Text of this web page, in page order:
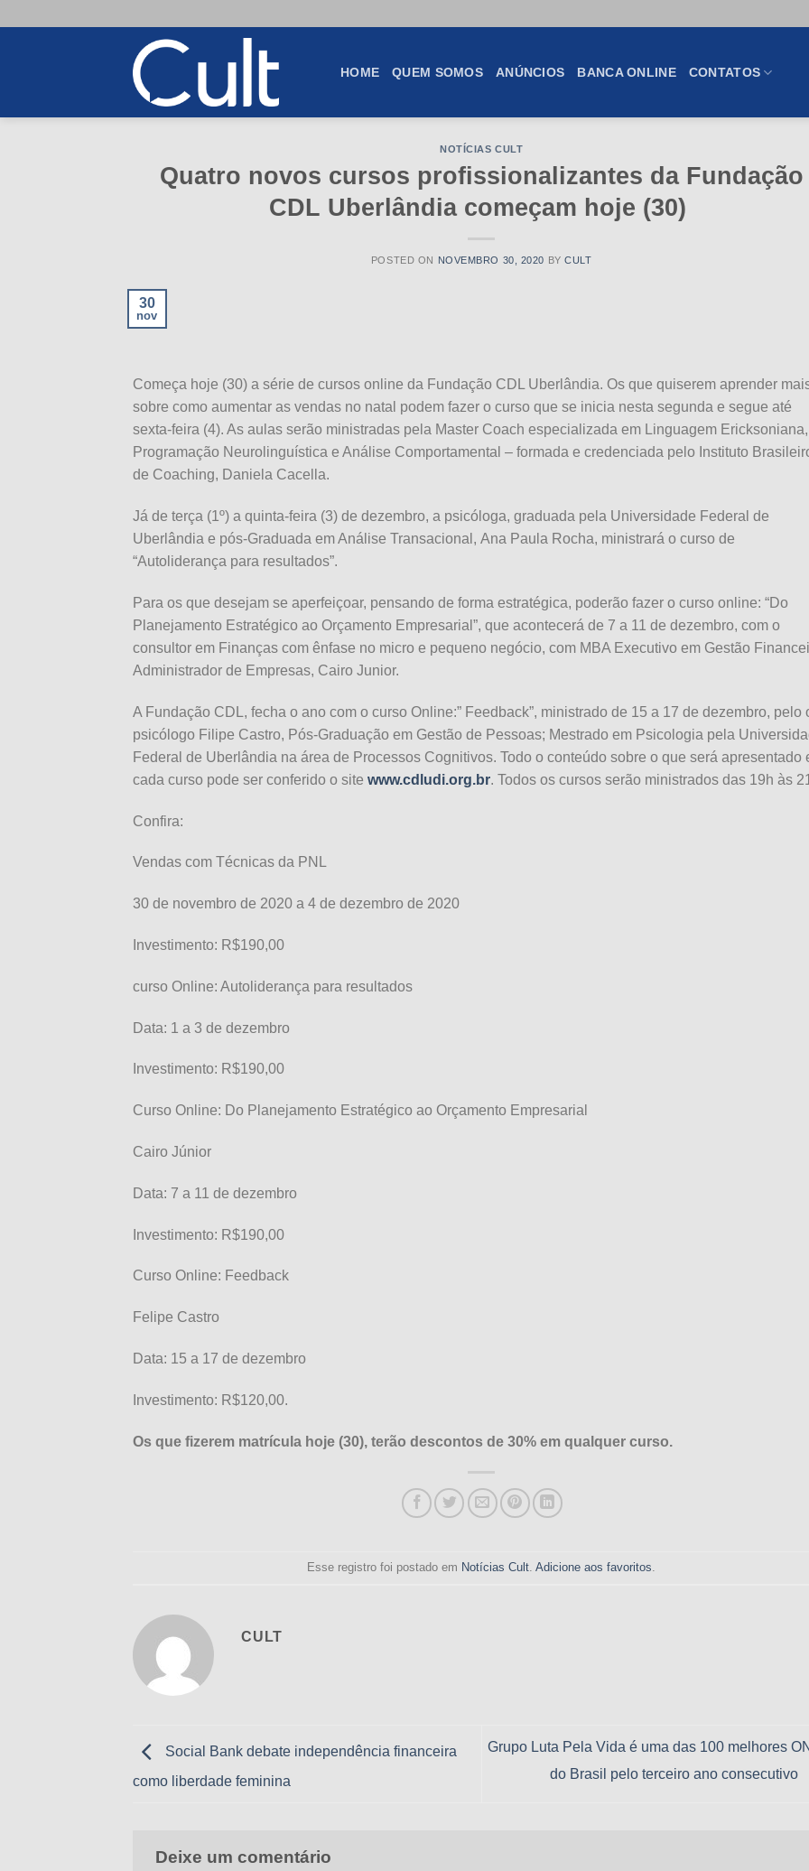
HOME QUEM SOMOS ANÚNCIOS BANCA ONLINE CONTATOS
NOTÍCIAS CULT
Quatro novos cursos profissionalizantes da Fundação
CDL Uberlândia começam hoje (30)
POSTED ON NOVEMBRO 30, 2020 BYCULT
30
nov
Começa hoje (30) a série de cursos online da Fundação CDL Uberlândia. Os que quiserem aprender
sobre como aumentar as vendas no natal podem fazer o curso que se inicia nesta segunda e segue até
sexta-feira (4). As aulas serão ministradas pela Master Coach especializada em Linguagem Ericksoniana,
Programação Neurolinguística e Análise Comportamental – formada e credenciada pelo Instituto
de Coaching, Daniela Cacella.
Já de terça (1º) a quinta-feira (3) de dezembro, a psicóloga, graduada pela Universidade Federal de
Uberlândia e pós-Graduada em Análise Transacional, Ana Paula Rocha, ministrará o curso de
“Autoliderança para resultados”.
Para os que desejam se aperfeiçoar, pensando de forma estratégica, poderão fazer o curso online: “Do
Planejamento Estratégico ao Orçamento Empresarial”, que acontecerá de 7 a 11 de dezembro, com o
consultor em Finanças com ênfase no micro e pequeno negócio, com MBA Executivo em Gestão
Administrador de Empresas, Cairo Junior.
A Fundação CDL, fecha o ano com o curso Online:” Feedback”, ministrado de 15 a 17 de dezembro, pelo
psicólogo Filipe Castro, Pós-Graduação em Gestão de Pessoas; Mestrado em Psicologia pela
Federal de Uberlândia na área de Processos Cognitivos. Todo o conteúdo sobre o que será apresentado
cada curso pode ser conferido o site www.cdludi.org.br. Todos os cursos serão ministrados das 19h às
Confira:
Vendas com Técnicas da PNL
30 de novembro de 2020 a 4 de dezembro de 2020
Investimento: R$190,00
curso Online: Autoliderança para resultados
Data: 1 a 3 de dezembro
Investimento: R$190,00
Curso Online: Do Planejamento Estratégico ao Orçamento Empresarial
Cairo Júnior
Data: 7 a 11 de dezembro
Investimento: R$190,00
Curso Online: Feedback
Felipe Castro
Data: 15 a 17 de dezembro
Investimento: R$120,00.
Os que fizerem matrícula hoje (30), terão descontos de 30% em qualquer curso.
Esse registro foi postado em Notícias Cult .Adicione aos favoritos
CULT
Social Bank debate independência financeira
como liberdade feminina
Grupo Luta Pela Vida é uma das 100 melhores
do Brasil pelo terceiro ano consecutivo
Deixe um comentário